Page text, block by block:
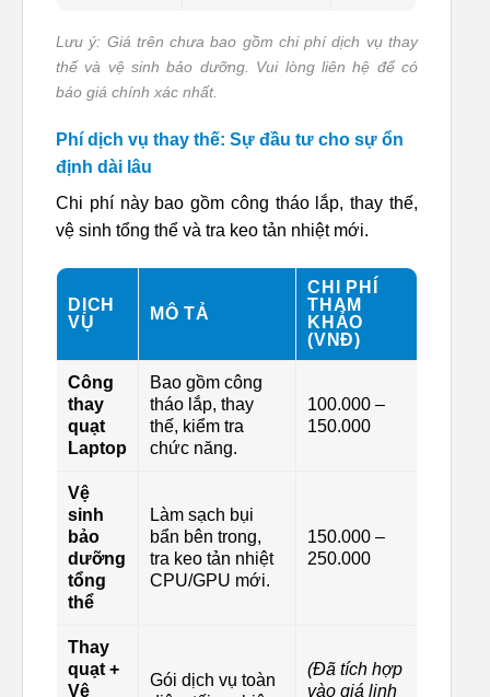
Lưu ý: Giá trên chưa bao gồm chi phí dịch vụ thay
thế và vệ sinh bảo dưỡng. Vui lòng liên hệ để có
báo giá chính xác nhất.
Phí dịch vụ thay thế: Sự đầu tư cho sự ổn
định dài lâu
Chi phí này bao gồm công tháo lắp, thay thế,
vệ sinh tổng thể và tra keo tản nhiệt mới.
DỊCH
VỤ
MÔ TẢ
CHI PHÍ
THAM
KHẢO
(VNĐ)
Công
thay
quạt
Laptop
Bao gồm công
tháo lắp, thay
thế, kiểm tra
chức năng.
100.000 –
150.000
Vệ
sinh
bảo
dưỡng
tổng
thể
Làm sạch bụi
bẩn bên trong,
tra keo tản nhiệt
CPU/GPU mới.
150.000 –
250.000
Thay
quạt +
Vệ
Gói dịch vụ toàn
(Đã tích hợp
vào giá linh